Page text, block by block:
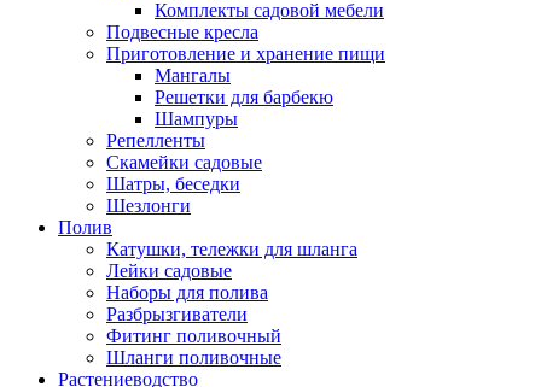
Комплекты садовой мебели
Подвесные кресла
Приготовление и хранение пищи
Мангалы
Решетки для барбекю
Шампуры
Репелленты
Скамейки садовые
Шатры, беседки
Шезлонги
Полив
Катушки, тележки для шланга
Лейки садовые
Наборы для полива
Разбрызгиватели
Фитинг поливочный
Шланги поливочные
Растениеводство